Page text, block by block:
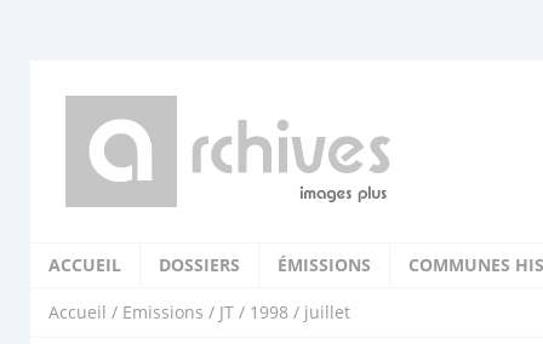
ACCUEIL DOSSIERS ÉMISSIONS COMMUNES
Accueil / Emissions / JT / 1998 / juillet